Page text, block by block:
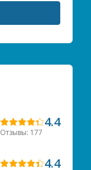
4.4
Отзывы: 177
4.4